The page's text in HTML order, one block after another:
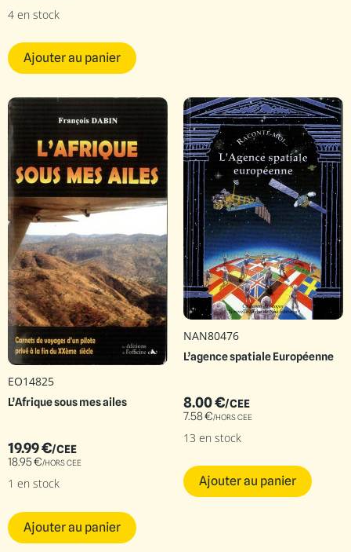
4 en stock
Ajouter au panier
EO14825
L’Afrique sous mes ailes
19.99€/CEE
18.95€/HORS CEE
1 en stock
Ajouter au panier
NAN80476
L’agence spatiale Européenne
8.00€/CEE
7.58€/HORS CEE
13 en stock
Ajouter au panier